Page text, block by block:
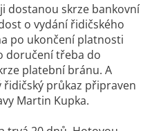
dostanou skrze bankovní
o vydání řidičského
po ukončení platnosti
doručení třeba do
platební bránu. A
řidičský průkaz připraven
Martin Kupka.